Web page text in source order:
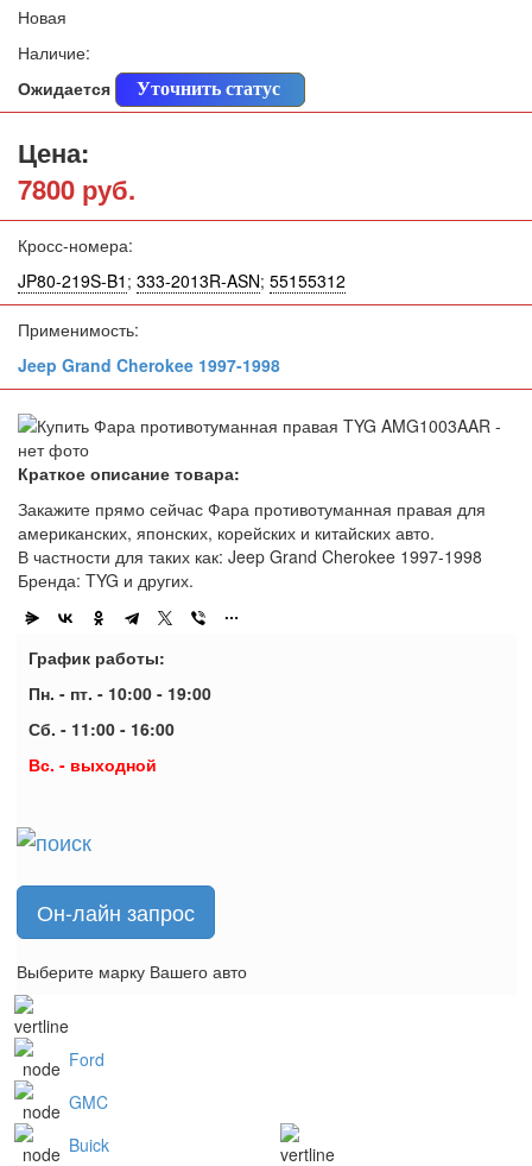
Новая
Наличие:
Ожидается
Уточнить статус
Цена:
7800 руб.
Кросс-номера:
JP80-219S-B1 ; 333-2013R-ASN; 55155312
Применимость:
Jeep Grand Cherokee 1997-1998
Краткое описание товара:
Закажите прямо сейчас Фара противотуманная правая для
американских, японских, корейских и китайских авто.
В частности для таких как: Jeep Grand Cherokee 1997-1998
Бренда: TYG и других.
График работы:
Пн. - пт. - 10:00 - 19:00
Сб. - 11:00 - 16:00
Вс. - выходной
Он-лайн запрос
Выберите марку Вашего авто
Ford
GMC
Buick